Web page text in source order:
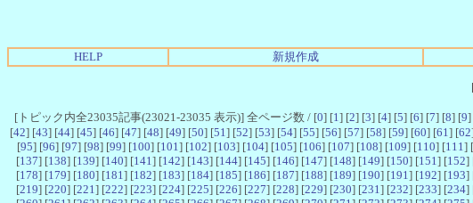
HELP 新規作成
[トピック内全23035記事(23021-23035 表示)] 全ページ数 / [0] [1 ] [2] [3] [4] [5] [6] [7] [8] [9]
[42] [43] [44] [45] [46] [47] [48] [49] [50] [51 ] [52] [53] [54] [55] [56] [57] [58] [59] [60] [61 ] [62
[95] [96] [97] [98] [99] [100] [101 ] [102] [103] [104] [105] [106] [107] [108] [109] [110] [111 ] [
[137] [138] [139] [140] [141 ] [142] [143] [144] [145] [146] [147] [148] [149] [150] [151 ] [152]
[178] [179] [180] [181 ] [182] [183] [184] [185] [186] [187] [188] [189] [190] [191 ] [192] [193]
[219] [220] [221 ] [222] [223] [224] [225] [226] [227] [228] [229] [230] [231 ] [232] [233] [234]